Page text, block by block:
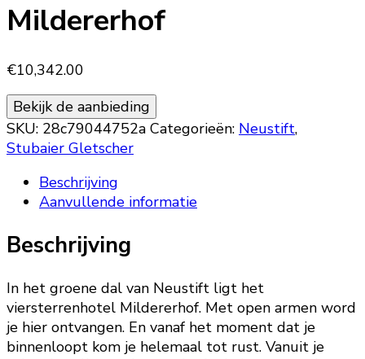
Mildererhof
€10,342.00
Bekijk de aanbieding
SKU: 28c79044752a Categorieën: Neustift,
Stubaier Gletscher
Beschrijving
Aanvullende informatie
Beschrijving
In het groene dal van Neustift ligt het
viersterrenhotel Mildererhof. Met open armen word
je hier ontvangen. En vanaf het moment dat je
binnenloopt kom je helemaal tot rust. Vanuit je